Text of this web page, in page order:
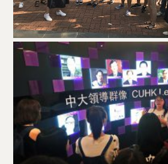
区）